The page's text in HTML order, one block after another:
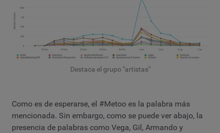
Destaca el grupo "artistas"
Como es de esperarse, el #Metoo es la palabra más
mencionada. Sin embargo, como se puede ver abajo, la
presencia de palabras como Vega, Gil, Armando y